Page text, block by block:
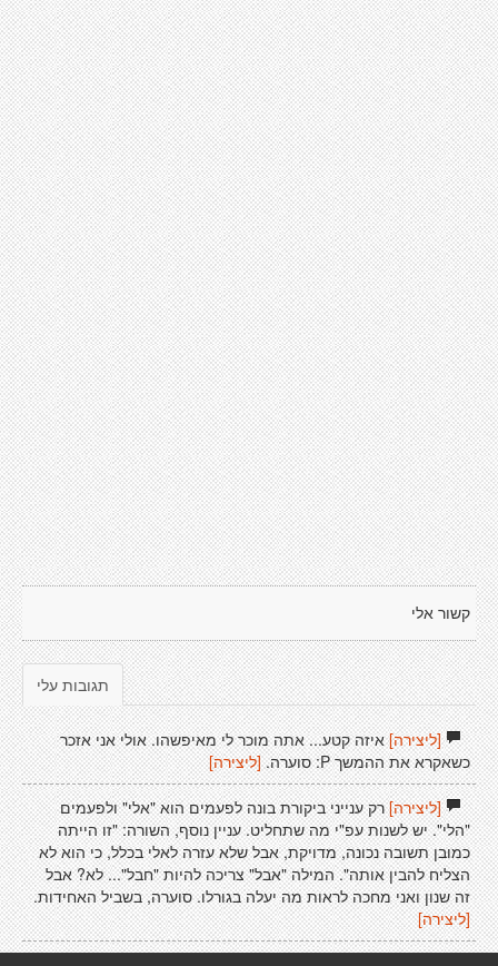
קשור אלי
תגובות עלי
[ליצירה]איזה קטע... אתה מוכר לי מאיפשהו. אולי אני אזכר
כשאקרא את ההמשך P: סוערה.
[ליצירה]
[ליצירה]רק ענייני ביקורת בונה לפעמים הוא "אלי" ולפעמים
"הלי". יש לשנות עפ"י מה שתחליט. עניין נוסף, השורה: "זו הייתה
כמובן תשובה נכונה, מדויקת, אבל שלא עזרה לאלי בכלל, כי הוא לא
הצליח להבין אותה". המילה "אבל" צריכה להיות "חבל"... לא? אבל
זה שנון ואני מחכה לראות מה יעלה בגורלו. סוערה, בשביל האחידות.
[ליצירה]